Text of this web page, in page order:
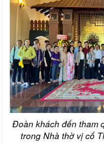
Đoàn khách đến tham
trong Nhà thờ vị cố